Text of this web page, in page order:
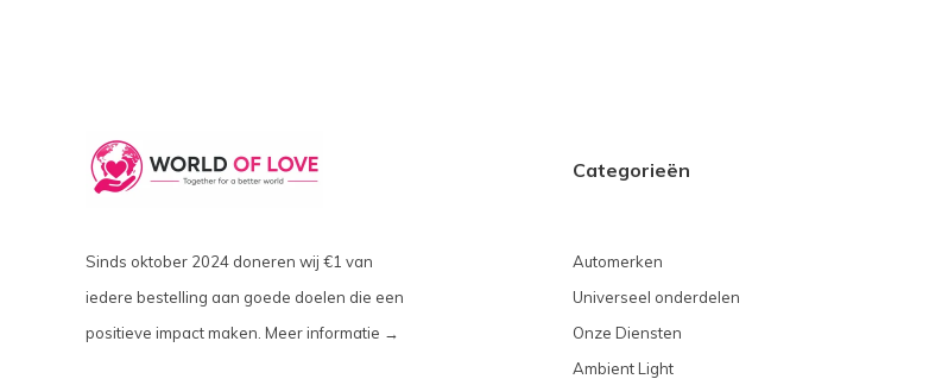
Sinds oktober 2024 doneren wij €1 van
iedere bestelling aan goede doelen die een
positieve impact maken. Meer informatie →
Categorieën
Automerken
Universeel onderdelen
Onze Diensten
Ambient Light